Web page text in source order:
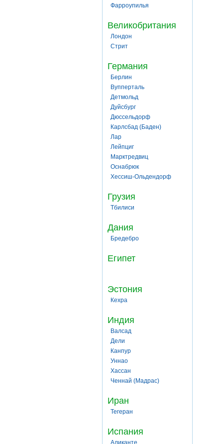
Фарроупилья
Великобритания
Лондон
Стрит
Германия
Берлин
Вупперталь
Детмольд
Дуйсбург
Дюссельдорф
Карлсбад (Баден)
Лар
Лейпциг
Марктредвиц
Оснабрюк
Хессиш-Ольдендорф
Грузия
Тбилиси
Дания
Бредебро
Египет
Эстония
Кехра
Индия
Валсад
Дели
Канпур
Уннао
Хассан
Ченнай (Мадрас)
Иран
Тегеран
Испания
Аликанте